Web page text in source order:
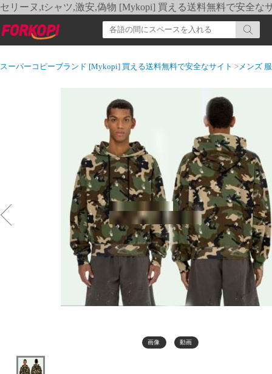
セリーヌ,tシャツ,激安,偽物 [Mykopi] 買える送料無料で安全な
スーパーコピーブランド [Mykopi] 買える送料無料で安全なサイト >メンズ 服
画像 動画